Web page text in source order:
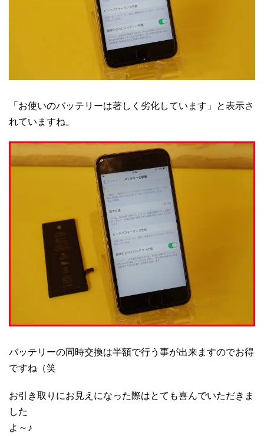
「お使いのバッテリーは著しく劣化しています」と表示さ
れていますね。
バッテリーの同時交換は半額で行う事が出来ますのでお得
ですね（笑
お引き取りにお見えになった際はとても喜んでいただきま
した
よ～♪